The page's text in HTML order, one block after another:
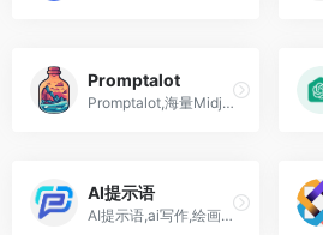
Promptalot
Promptalot,海量Midjourney提示词网站+Promptalot Helper插件
AI提示语
AI提示语,ai写作,绘画,应用搭建,运行和推广的基础平台